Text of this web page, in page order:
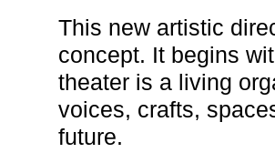
This new artistic
concept. It begins
theater is a living
voices, crafts,
future.